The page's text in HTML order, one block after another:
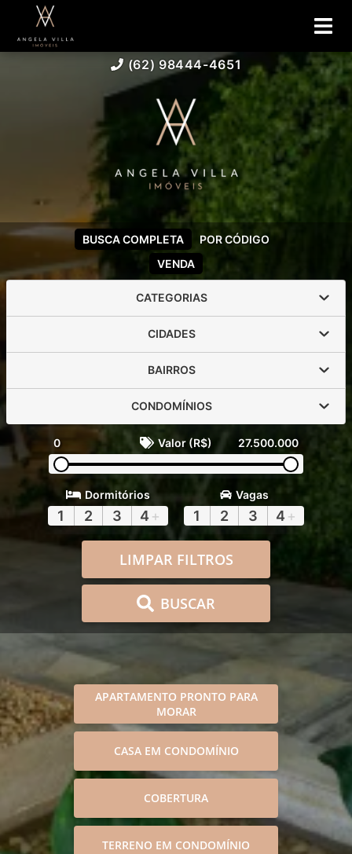
(62) 98444-4651
VENDA
BUSCA COMPLETA POR CÓDIGO
CATEGORIAS
CIDADES
BAIRROS
CONDOMÍNIOS
0 Valor (R$) 27.500.000
Dormitórios
1 2 3 4 +
Vagas
1 2 3 4 +
LIMPAR FILTROS
BUSCAR
APARTAMENTO PRONTO PARA
MORAR
CASA EM CONDOMÍNIO
COBERTURA
TERRENO EM CONDOMÍNIO